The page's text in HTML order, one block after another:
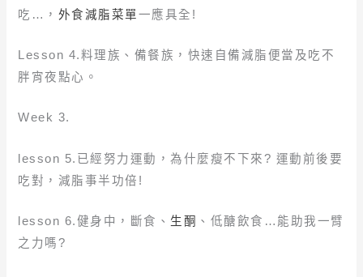
吃…， 外食減脂菜單 一應具全!
Lesson 4.料理族、備餐族，快速自備減脂便當及吃不
胖宵夜點心。
Week 3.
lesson 5.已經努力運動，為什麼瘦不下來? 運動前後要
吃對，減脂事半功倍!
lesson 6.健身中，斷食、 生酮 、低醣飲食…能助我一臂
之力嗎?